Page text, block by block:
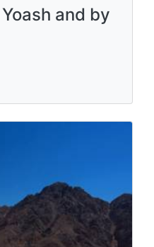
and by